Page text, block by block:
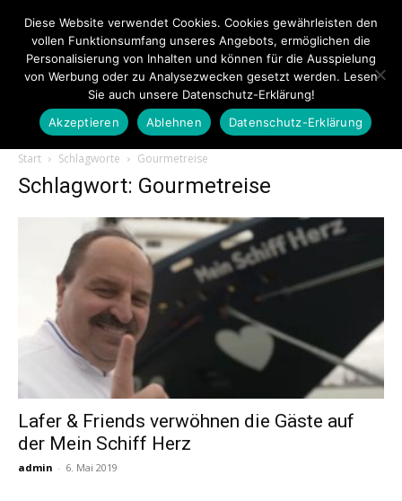
Touristiknews.de
Touristiknews
Start Schlagworte Gourmetreise
Schlagwort: Gourmetreise
Lafer & Friends verwöhnen die Gäste auf
der Mein Schiff Herz
admin - 6. Mai 2019
Diese Website verwendet Cookies. Cookies gewährleisten den
vollen Funktionsumfang unseres Angebots, ermöglichen die
Personalisierung von Inhalten und können für die Ausspielung
von Werbung oder zu Analysezwecken gesetzt werden. Lesen
Sie auch unsere Datenschutz-Erklärung!
Akzeptieren
Ablehnen Datenschutz-Erklärung